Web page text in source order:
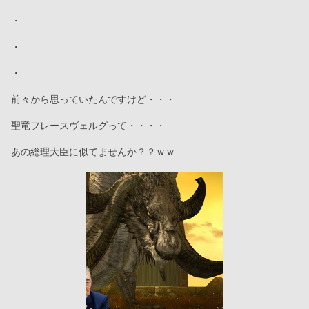
・
・
・
前々から思っていたんですけど・・・
聖竜フレースヴェルグって・・・・
あの総理大臣に似てませんか？？ｗｗ